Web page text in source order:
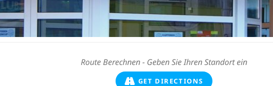
GET DIRECTIONS